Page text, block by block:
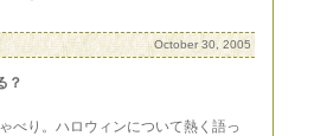
October 30, 2005
？
べり。ハロウィンについて熱く語っ